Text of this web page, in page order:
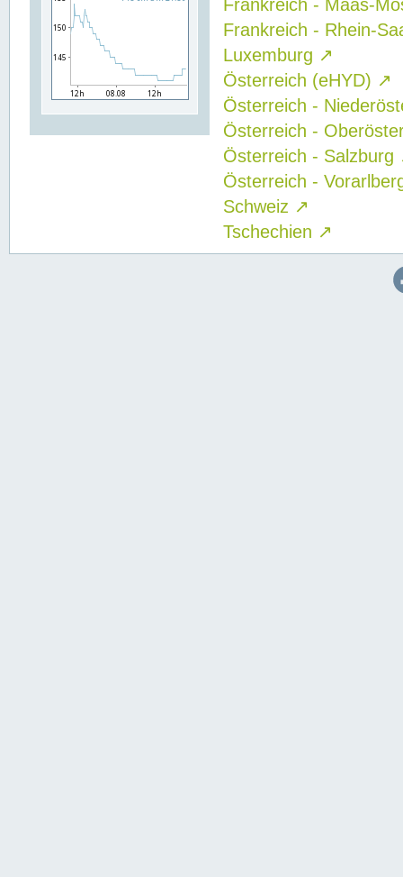
Frankreich - Maas-
Frankreich - Rhein-
Luxemburg ↗
Österreich (eHYD) ↗
Österreich -
Österreich -
Österreich - Salzburg
Österreich -
Schweiz ↗
Tschechien ↗